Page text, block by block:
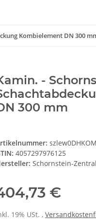
Kombielement DN 300
-
300 mm
4057297976125
Schornstein-
€
19% USt. ,